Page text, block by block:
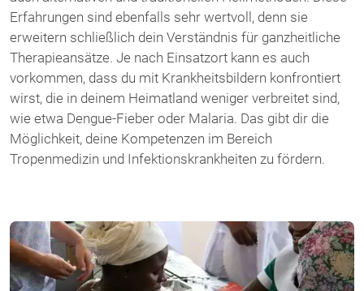
Erfahrungen sind ebenfalls sehr wertvoll, denn sie
erweitern schließlich dein Verständnis für ganzheitliche
Therapieansätze. Je nach Einsatzort kann es auch
vorkommen, dass du mit Krankheitsbildern konfrontiert
wirst, die in deinem Heimatland weniger verbreitet sind,
wie etwa Dengue-Fieber oder Malaria. Das gibt dir die
Möglichkeit, deine Kompetenzen im Bereich
Tropenmedizin und Infektionskrankheiten zu fördern.